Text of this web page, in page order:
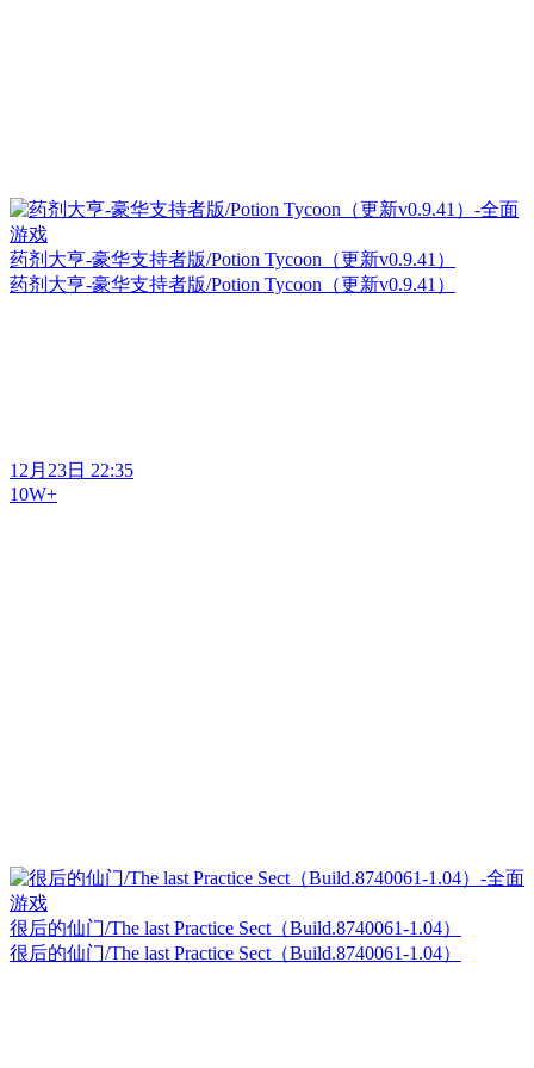
药剂大亨-豪华支持者版/Potion Tycoon（更新v0.9.41）
药剂大亨-豪华支持者版/Potion Tycoon（更新v0.9.41）
12月23日 22:35
10W+
很后的仙门/The last Practice Sect（Build.8740061-1.04）
很后的仙门/The last Practice Sect（Build.8740061-1.04）